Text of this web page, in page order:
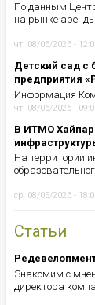
По данным
на рынке
чт, 08/06/2026 -
Детский сад с
предприятия
Информация
чт, 08/06/2026 -
В ИТМО
На территории
ср, 08/05/2026 -
Статьи
Знакомим с
директора